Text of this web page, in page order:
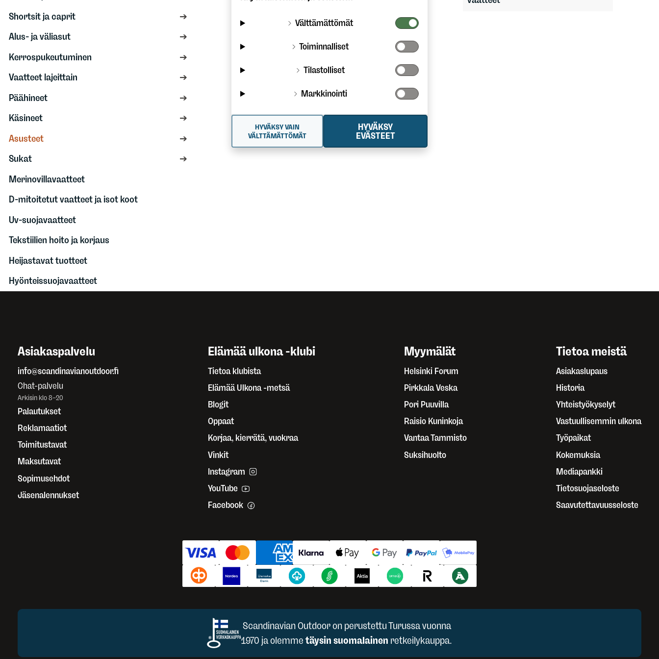
Shortsit ja caprit
Alus- ja väliasut
Kerrospukeutuminen
Vaatteet lajeittain
Päähineet
Käsineet
Asusteet
Sukat
Merinovillavaatteet
D-mitoitetut vaatteet ja isot koot
Uv-suojavaatteet
Tekstiilien hoito ja korjaus
Heijastavat tuotteet
Hyönteissuojavaatteet
Asiakaspalvelu
info@scandinavianoutdoor.fi
Chat-palvelu
Arkisin klo 8–20
Palautukset
Reklamaatiot
Toimitustavat
Maksutavat
Sopimusehdot
Jäsenalennukset
Elämää ulkona -klubi
Tietoa klubista
Elämää Ulkona -metsä
Blogit
Oppaat
Korjaa, kierrätä, vuokraa
Vinkit
Instagram
YouTube
Facebook
Myymälät
Helsinki Forum
Pirkkala Veska
Pori Puuvilla
Raisio Kuninkoja
Vantaa Tammisto
Suksihuolto
Tietoa meistä
Asiakaslupaus
Historia
Yhteistyökyselyt
Vastuullisemmin ulkona
Työpaikat
Kokemuksia
Mediapankki
Tietosuojaseloste
Saavutettavuusseloste
Scandinavian Outdoor on perustettu Turussa vuonna
1970 ja olemme täysin suomalainen retkeilykauppa.
Välttämättömät
Toiminnalliset
Tilastolliset
Markkinointi
HYVÄKSY
EVÄSTEET
HYVÄKSY VAIN
VÄLTTÄMÄTTÖMÄT